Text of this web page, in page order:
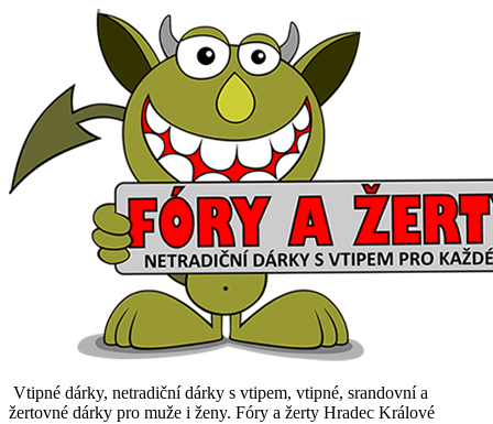
Vtipné dárky, netradiční dárky s vtipem, vtipné, srandovní a
žertovné dárky pro muže i ženy. Fóry a žerty Hradec Králové